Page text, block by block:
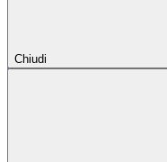
Chiudi